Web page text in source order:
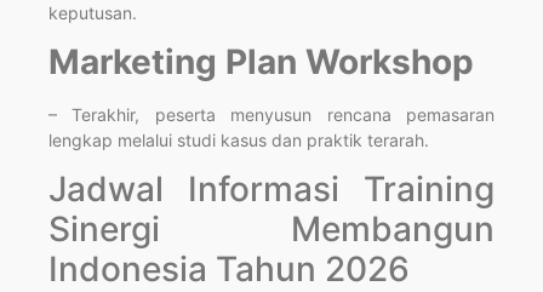
keputusan.
Marketing Plan Workshop
– Terakhir, peserta menyusun rencana pemasaran
lengkap melalui studi kasus dan praktik terarah.
Jadwal Informasi Training
Sinergi Membangun
Indonesia Tahun 2026